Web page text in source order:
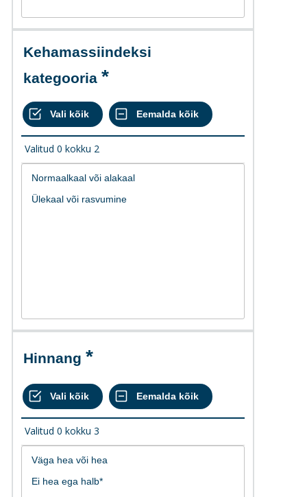
Kehamassiindeksi
kategooria
Valitud 0 kokku 2
Hinnang
Valitud 0 kokku 3